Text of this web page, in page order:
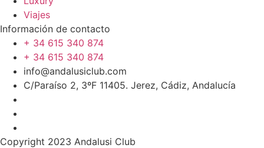
Viajes
Información de contacto
+ 34 615 340 874
+ 34 615 340 874
info@andalusiclub.com
C/Paraíso 2, 3ºF 11405. Jerez, Cádiz, Andalucía
Copyright 2023 Andalusi Club